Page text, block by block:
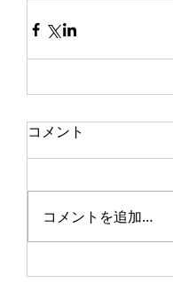
コメント
コメントを追加…